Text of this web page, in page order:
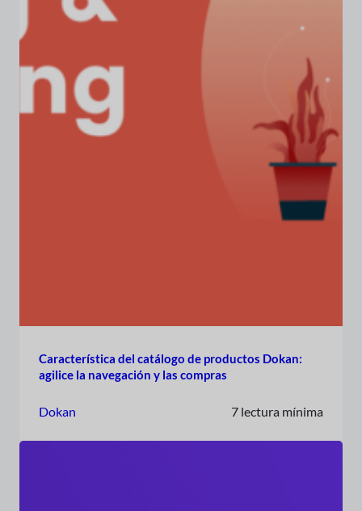
Característica del catálogo de productos Dokan:
agilice la navegación y las compras
Dokan 7 lectura mínima